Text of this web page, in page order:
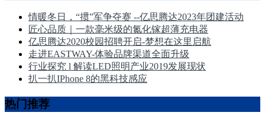
情暖冬日，“掼”军争夺赛 --亿思腾达2023年团建活动
匠心品质｜一款毫米级的氮化镓超薄充电器
亿思腾达2020校园招聘开启-梦想在这里启航
走进EASTWAY-体验品牌渠道全面升级
行业探究 l 解读LED照明产业2019发展现状
扒一扒IPhone 8的黑科技感应
热门推荐